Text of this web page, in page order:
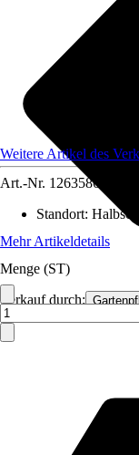
Verkauf durch:
Weitere Artikel des
Art.-Nr. 12635869
Standort:
Mehr Artikeldetails
Menge (ST)